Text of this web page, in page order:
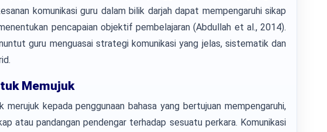
komunikasi guru dalam bilik darjah dapat mempengaruhi sikap
pencapaian objektif pembelajaran (Abdullah et al., 2014).
guru menguasai strategi komunikasi yang jelas, sistematik dan
Memujuk
merujuk kepada penggunaan bahasa yang bertujuan mempengaruhi,
atau pandangan pendengar terhadap sesuatu perkara. Komunikasi